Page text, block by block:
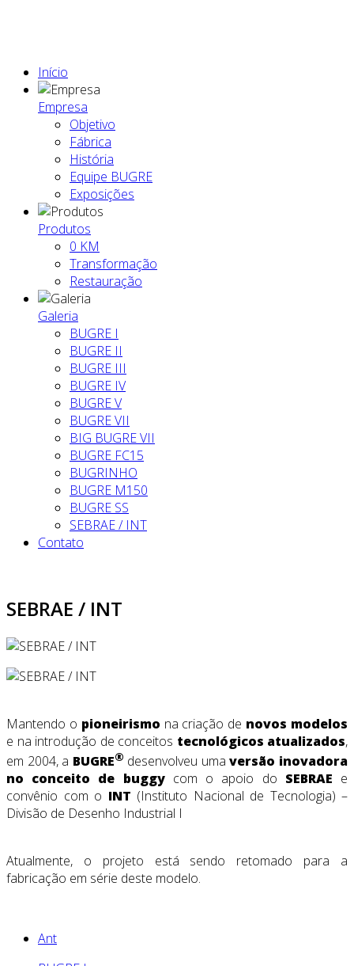
Início
Empresa
Objetivo
Fábrica
História
Equipe BUGRE
Exposições
Produtos
0 KM
Transformação
Restauração
Galeria
BUGRE I
BUGRE II
BUGRE III
BUGRE IV
BUGRE V
BUGRE VII
BIG BUGRE VII
BUGRE FC15
BUGRINHO
BUGRE M150
BUGRE SS
SEBRAE / INT
Contato
SEBRAE / INT
Mantendo o pioneirismo na criação de novos modelos
e na introdução de conceitos tecnológicos atualizados,
em 2004, a BUGRE® desenvolveu umaversão inovadora
no conceito de buggycom o apoio do SEBRAE e
convênio com o INT (Instituto Nacional de Tecnologia) –
Divisão de Desenho Industrial I
Atualmente, o projeto está sendo retomado para a
fabricação em série deste modelo.
Ant